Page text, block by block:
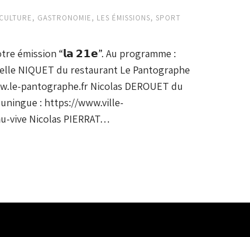
CULTURE, GASTRONOMIE, LES ÉMISSIONS, SPORT
émission “𝗹𝗮 𝟮𝟭𝗲”. Au programme :
NIQUET du restaurant Le Pantographe
pantographe.fr Nicolas DEROUET du
: https://www.ville-
vive Nicolas PIERRAT…